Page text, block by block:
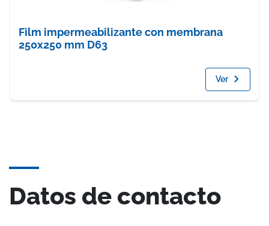
Film impermeabilizante con membrana
250x250 mm D63
Ver
Datos de contacto